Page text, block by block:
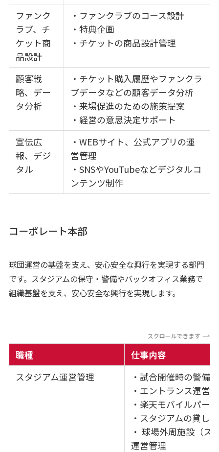
ファンク
ラブ、チ
ケット商
品設計
・ファンクラブのコース設計
・特典企画
・チケットの商品設計管理
顧客戦
略、デー
タ分析
・チケット購入履歴やファンクラ
ブデータなどの顧客データ分析
・来場促進のための施策提案
・経営の意思決定サポート
宣伝広
報、デジ
タル
・WEBサイト、公式アプリの運
営管理
・SNSやYouTubeなどデジタルコ
ンテンツ制作
コーポレート本部
球団運営の基盤を支え、安心安全な興行を実現する部門
です。スタジアムの保守・警備やバックオフィス業務で
組織基盤を支え、安心安全な興行を実現します。
スクロールできます
職種
仕事内容
スタジアム運営管理
・試合開催時の警備
・エントランス運営
・楽天モバイルパー
・スタジアムの貸し
・ 球場外周施設（ス
運営管理